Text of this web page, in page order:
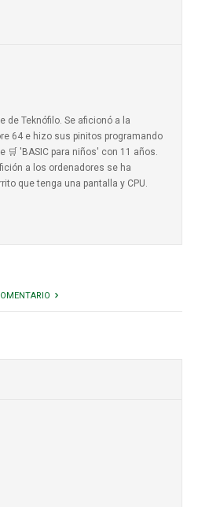
de Teknófilo. Se aficionó a la
64 e hizo sus pinitos programando
🛒 'BASIC para niños' con 11 años.
a los ordenadores se ha
que tenga una pantalla y CPU.